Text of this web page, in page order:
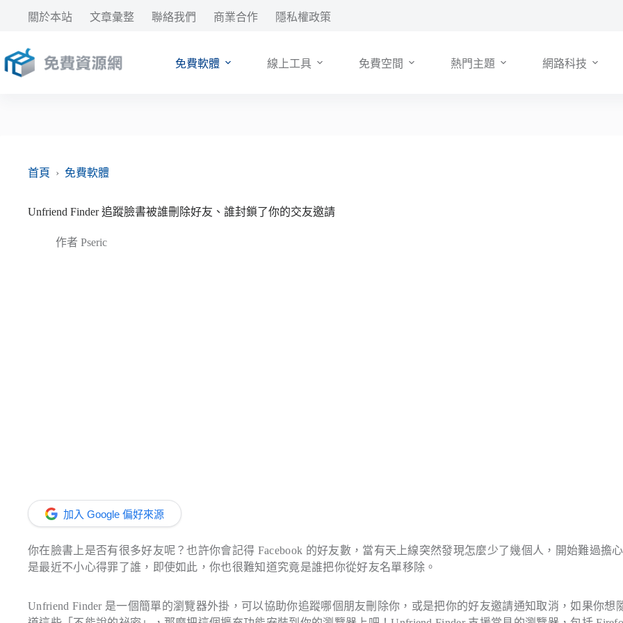
要
內
關於本站 文章彙整 聯絡我們 商業合作 隱私權政策
免費軟體 線上工具 免費空間 熱門主題 網路科技
首頁 › 免費軟體
Unfriend Finder 追蹤臉書被誰刪除好友、誰封鎖了你的交友邀請
作者 Pseric
加入 Google 偏好來源
你在臉書上是否有很多好友呢？也許你會記得 Facebook 的好友數，當有天上線突然發現怎麼少了幾個人，開始難過擔
是最近不小心得罪了誰，即使如此，你也很難知道究竟是誰把你從好友名單移除。
Unfriend Finder 是一個簡單的瀏覽器外掛，可以協助你追蹤哪個朋友刪除你，或是把你的好友邀請通知取消，如果你想